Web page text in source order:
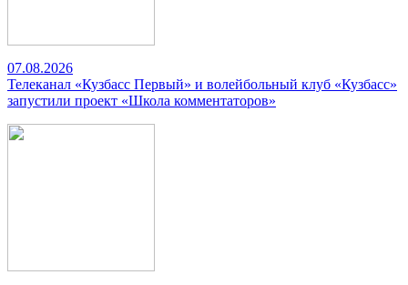
07.08.2026
Телеканал «Кузбасс Первый» и волейбольный клуб «Кузбасс»
запустили проект «Школа комментаторов»